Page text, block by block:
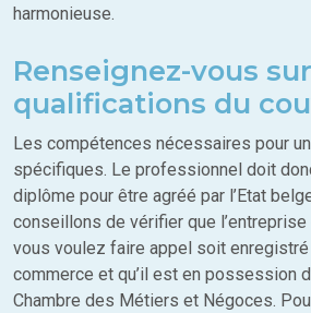
harmonieuse.
Renseignez-vous
qualifications du
Les compétences nécessaires pour
spécifiques. Le professionnel doit
diplôme pour être agréé par l’Etat
conseillons de vérifier que l’entreprise
vous voulez faire appel soit
commerce et qu’il est en possession
Chambre des Métiers et Négoces.